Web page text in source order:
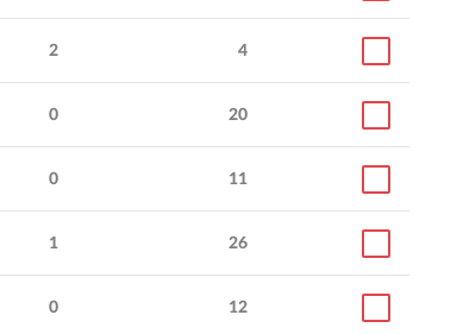
2 4
0 20
0 11
1 26
0 12